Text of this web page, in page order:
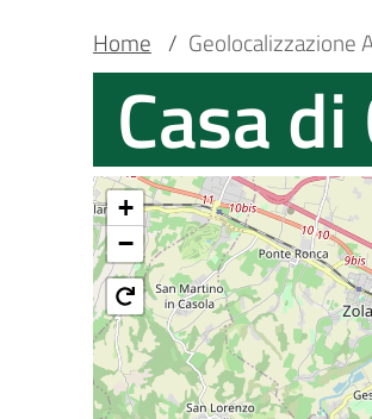
Main
Main container
Briciole
pane
Home / Geolocalizzazione
Casa
+
−